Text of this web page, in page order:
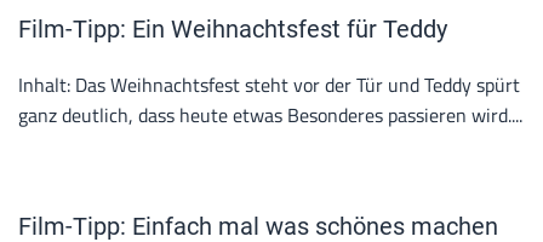
Film-Tipp: Ein Weihnachtsfest für Teddy
Inhalt: Das Weihnachtsfest steht vor der Tür und Teddy spürt
ganz deutlich, dass heute etwas Besonderes passieren wird....
Film-Tipp: Einfach mal was schönes machen